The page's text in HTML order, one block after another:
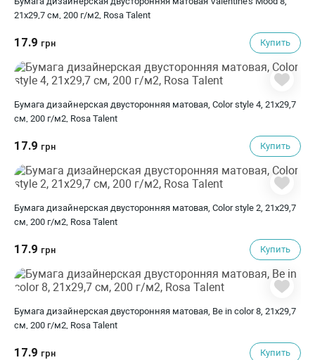
21х29,7 см, 200 г/м2, Rosa Talent
17.9 грн Купить
Бумага дизайнерская двусторонняя матовая, Color style 4, 21х29,7
см, 200 г/м2, Rosa Talent
17.9 грн Купить
Бумага дизайнерская двусторонняя матовая, Color style 2, 21х29,7
см, 200 г/м2, Rosa Talent
17.9 грн Купить
Бумага дизайнерская двусторонняя матовая, Be in color 8, 21х29,7
см, 200 г/м2, Rosa Talent
17.9 грн Купить